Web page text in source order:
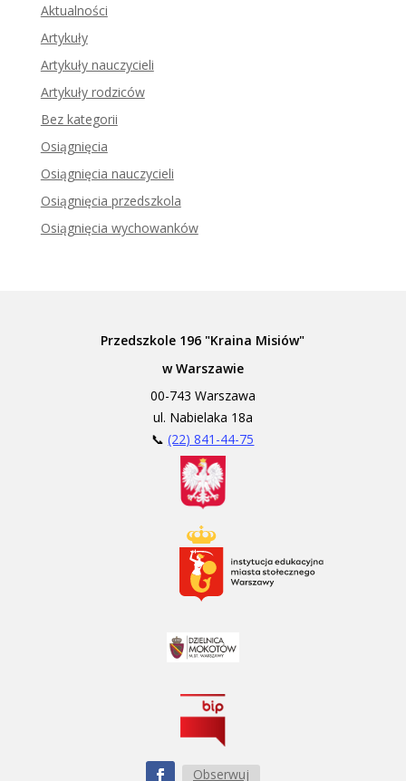
Aktualności
Artykuły
Artykuły nauczycieli
Artykuły rodziców
Bez kategorii
Osiągnięcia
Osiągnięcia nauczycieli
Osiągnięcia przedszkola
Osiągnięcia wychowanków
Przedszkole 196 "Kraina Misiów"
w Warszawie
00-743 Warszawa
ul. Nabielaka 18a
📞(22) 841-44-75
Obserwuj